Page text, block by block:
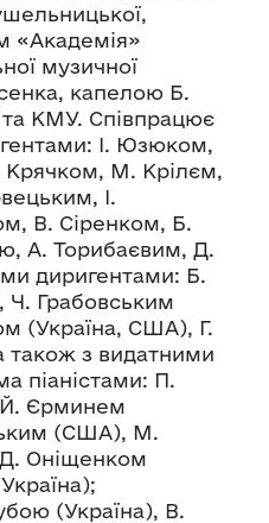
«Академія»
музичної
капелою Б.
КМУ. Співпрацює
І. Юзюком,
М. Крілєм,
І.
В. Сіренком, Б.
А. Торибаєвим, Д.
диригентами: Б.
Грабовським
(Україна, США), Г.
з видатними
піаністами: П.
Й. Єрминем
(США), М.
Оніщенком
(Україна), В.